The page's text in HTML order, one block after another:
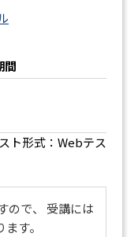
間
ト形式：Webテス
ので、 受講には
す。